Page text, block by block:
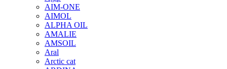
AIM-ONE
AIMOL
ALPHA OIL
AMALIE
AMSOIL
Aral
Arctic cat